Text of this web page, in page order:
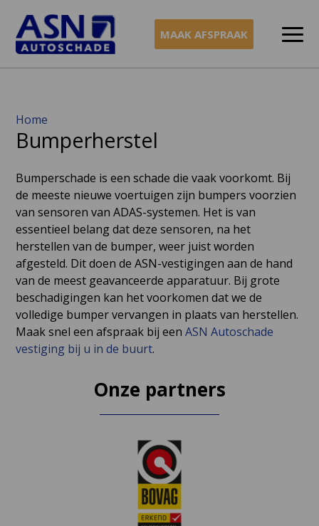
Naar
inhoud
MAAK AFSPRAAK
Home
Bumperherstel
Bumperschade is een schade die vaak voorkomt. Bij
de meeste nieuwe voertuigen zijn bumpers voorzien
van sensoren van ADAS-systemen. Het is van
essentieel belang dat deze sensoren, na het
herstellen van de bumper, weer juist worden
afgesteld. Dit doen de ASN-vestigingen aan de hand
van de meest geavanceerde apparatuur. Bij grote
beschadigingen kan het voorkomen dat we de
volledige bumper vervangen in plaats van herstellen.
Maak snel een afspraak bij een ASN Autoschade
vestiging bij u in de buurt.
Onze partners